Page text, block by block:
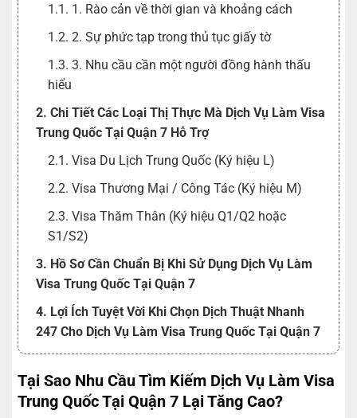
1.1. 1. Rào cản về thời gian và khoảng cách
1.2. 2. Sự phức tạp trong thủ tục giấy tờ
1.3. 3. Nhu cầu cần một người đồng hành thấu
hiểu
2. Chi Tiết Các Loại Thị Thực Mà Dịch Vụ Làm Visa
Trung Quốc Tại Quận 7 Hỗ Trợ
2.1. Visa Du Lịch Trung Quốc (Ký hiệu L)
2.2. Visa Thương Mại / Công Tác (Ký hiệu M)
2.3. Visa Thăm Thân (Ký hiệu Q1/Q2 hoặc
S1/S2)
3. Hồ Sơ Cần Chuẩn Bị Khi Sử Dụng Dịch Vụ Làm
Visa Trung Quốc Tại Quận 7
4. Lợi Ích Tuyệt Vời Khi Chọn Dịch Thuật Nhanh
247 Cho Dịch Vụ Làm Visa Trung Quốc Tại Quận 7
5. Quy Trình Xử Lý Của Dịch Vụ Làm Visa Trung
Quốc Tại Quận 7 – Chuyên Nghiệp Và Khép Kín
6. Kinh Nghiệm Bỏ Túi & Những Lưu Ý Quan Trọng
Tại Sao Nhu Cầu Tìm Kiếm Dịch Vụ Làm Visa
Trung Quốc Tại Quận 7 Lại Tăng Cao?